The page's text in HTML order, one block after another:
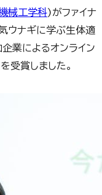
械工学科)がファイナ
ウナギに学ぶ生体適
業によるオンライン
受賞しました。